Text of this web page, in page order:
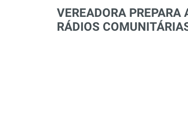
VEREADORA
RÁDIOS